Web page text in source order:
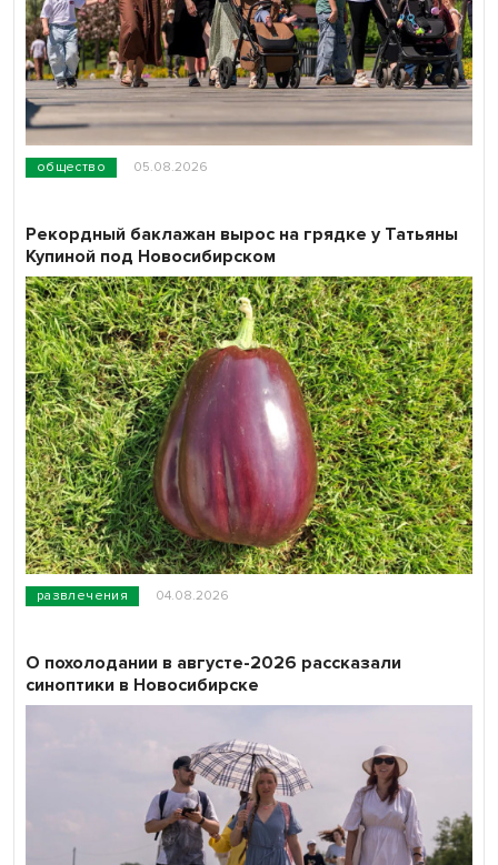
общество 05.08.2026
развлечения 04.08.2026
Рекордный баклажан вырос на грядке у Татьяны
Купиной под Новосибирском
О похолодании в августе-2026 рассказали
синоптики в Новосибирске